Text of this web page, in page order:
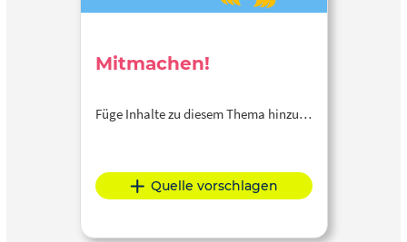
Mitmachen!
Füge Inhalte zu diesem Thema hinzu…
Quelle vorschlagen